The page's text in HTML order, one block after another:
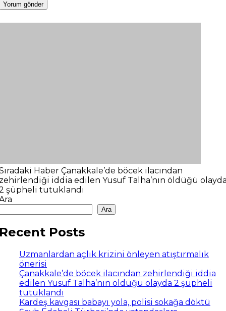
Haber Çanakkale’de böcek ilacından
iddia edilen Yusuf Talha’nın öldüğü
şüpheli tutuklandı
Ara
Posts
Uzmanlardan açlık krizini önleyen atıştırmalık
önerisi
Çanakkale’de böcek ilacından zehirlendiği iddia
edilen Yusuf Talha’nın öldüğü olayda 2 şüpheli
tutuklandı
Kardeş kavgası babayı yola, polisi sokağa döktü